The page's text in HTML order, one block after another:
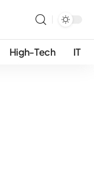
High-Tech IT